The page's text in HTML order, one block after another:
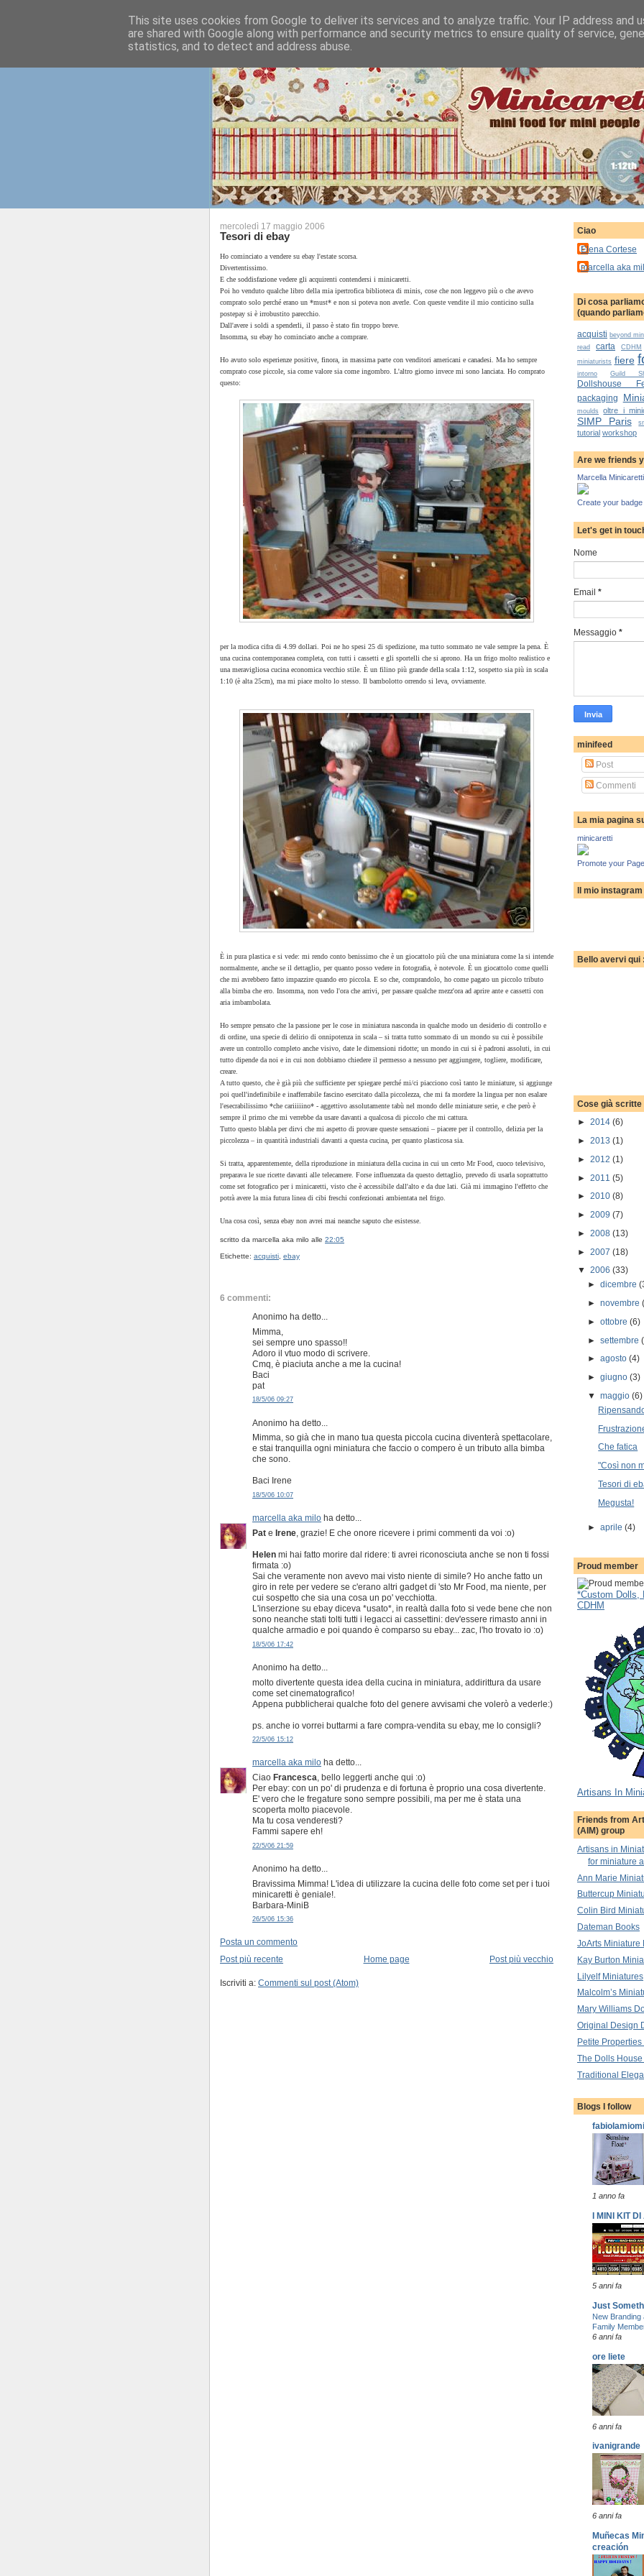
mercoledì 17 maggio 2006
Tesori di ebay
Ho cominciato a vendere su ebay l'estate scorsa.
Divertentissimo.
E che soddisfazione vedere gli acquirenti contendersi i minicaretti.
Poi ho venduto qualche libro della mia ipertrofica biblioteca di minis, cose che non leggevo più o che avevo
comprato solo perché erano un *must* e non si poteva non averle. Con queste vendite il mio conticino sulla
postepay si è irrobustito parecchio.
Dall'avere i soldi a spenderli, il passo è stato fin troppo breve.
Insomma, su ebay ho cominciato anche a comprare.
Ho avuto solo esperienze positive, finora, in massima parte con venditori americani e canadesi. Ma ho sempre
comprato cose piccole, sia come valore sia come ingombro. L'altro giorno invece mi sono lanciata. Ho comprato
questo:
per la modica cifra di 4.99 dollari. Poi ne ho spesi 25 di spedizione, ma tutto sommato ne vale sempre la pena. È
una cucina contemporanea completa, con tutti i cassetti e gli sportelli che si aprono. Ha un frigo molto realistico e
una meravigliosa cucina economica vecchio stile. È un filino più grande della scala 1:12, sospetto sia più in scala
1:10 (è alta 25cm), ma mi piace molto lo stesso. Il bambolotto orrendo si leva, ovviamente.
È in pura plastica e si vede: mi rendo conto benissimo che è un giocattolo più che una miniatura come la si intende
normalmente, anche se il dettaglio, per quanto posso vedere in fotografia, è notevole. È un giocattolo come quelli
che mi avrebbero fatto impazzire quando ero piccola. E so che, comprandolo, ho come pagato un piccolo tributo
alla bimba che ero. Insomma, non vedo l'ora che arrivi, per passare qualche mezz'ora ad aprire ante e cassetti con
aria imbambolata.
Ho sempre pensato che la passione per le cose in miniatura nasconda in qualche modo un desiderio di controllo e
di ordine, una specie di delirio di onnipotenza in scala – si tratta tutto sommato di un mondo su cui è possibile
avere un controllo completo anche visivo, date le dimensioni ridotte; un mondo in cui si è padroni assoluti, in cui
tutto dipende da noi e in cui non dobbiamo chiedere il permesso a nessuno per aggiungere, togliere, modificare,
creare.
A tutto questo, che è già più che sufficiente per spiegare perché mi/ci piacciono così tanto le miniature, si aggiunge
poi quell'indefinibile e inafferrabile fascino esercitato dalla piccolezza, che mi fa mordere la lingua per non esalare
l'esecrabilissimo *che cariiiiino* - aggettivo assolutamente tabù nel mondo delle miniature serie, e che però è
sempre il primo che mi verrebbe da usare davanti a qualcosa di piccolo che mi cattura.
Tutto questo blabla per dirvi che mi aspetto di provare queste sensazioni – piacere per il controllo, delizia per la
piccolezza – in quantità industriali davanti a questa cucina, per quanto plasticosa sia.
Si tratta, apparentemente, della riproduzione in miniatura della cucina in cui un certo Mr Food, cuoco televisivo,
preparava le sue ricette davanti alle telecamere. Forse influenzata da questo dettaglio, prevedo di usarla soprattutto
come set fotografico per i minicaretti, visto che è accessibile dall'alto e da due lati. Già mi immagino l'effetto che
potrà avere la mia futura linea di cibi freschi confezionati ambientata nel frigo.
Una cosa così, senza ebay non avrei mai neanche saputo che esistesse.
scritto da marcella aka milo alle 22:05
Etichette: acquisti ebay
6 commenti:
Anonimo ha detto...
Mimma,
sei sempre uno spasso!!
Adoro il vtuo modo di scrivere.
Cmq, è piaciuta anche a me la cucina!
Baci
pat
18/5/06 09:27
Anonimo ha detto...
Mimma, so già che in mano tua questa piccola cucina diventerà spettacolare,
e stai tranquilla ogni miniatura che faccio o compero è un tributo alla bimba
che sono.
Baci Irene
18/5/06 10:07
marcella aka milo ha detto...
Pat e Irene , grazie! E che onore ricevere i primi commenti da voi :o)
Helen mi hai fatto morire dal ridere: ti avrei riconosciuta anche se non ti fossi
firmata :o)
Sai che veramente non avevo mai visto niente di simile? Ho anche fatto un
giro in rete per vedere se c'erano altri gadget di 'sto Mr Food, ma niente, per
cui sospetto che sia una cosa un po' vecchiotta.
L'inserzione su ebay diceva *usato*, in realtà dalla foto si vede bene che non
sono neanche stati tolti tutti i legacci ai cassettini: dev'essere rimasto anni in
qualche armadio e poi quando è comparso su ebay... zac, l'ho trovato io :o)
18/5/06 17:42
Anonimo ha detto...
molto divertente questa idea della cucina in miniatura, addirittura da usare
come set cinematografico!
Appena pubblicherai qualche foto del genere avvisami che volerò a vederle:)
ps. anche io vorrei buttarmi a fare compra-vendita su ebay, me lo consigli?
22/5/06 15:12
marcella aka milo ha detto...
Ciao Francesca , bello leggerti anche qui :o)
Per ebay: con un po' di prudenza e di fortuna è proprio una cosa divertente.
E' vero che le fregature sono sempre possibili, ma per me è stata una
scoperta molto piacevole.
Ma tu cosa venderesti?
Fammi sapere eh!
22/5/06 21:59
Anonimo ha detto...
Bravissima Mimma! L'idea di utilizzare la cucina delle foto come set per i tuoi
minicaretti è geniale!.
Barbara-MiniB
26/5/06 15:36
Posta un commento
Post più recente
Post più vecchio
Home page
Iscriviti a: Commenti sul post (Atom)
Ciao
Elena Cortese
marcella aka
Di cosa
(quando
acquisti beyond
read
carta
CDHM
miniaturists fiere
intorno Guild
Dollshouse
packaging
moulds oltre i
SIMP Paris
tutorial workshop
Are we friends
Marcella Minicaretti
Create your badge
Let's get in
Nome
Email *
Messaggio *
minifeed
Post
Commenti
La mia pagina
minicaretti
Promote your
Il mio instagram
Bello avervi qui
Cose già scritte
► 2014 (6)
► 2013 (1)
► 2012 (1)
► 2011 (5)
► 2010 (8)
► 2009 (7)
► 2008 (13)
► 2007 (18)
▼ 2006 (33)
►dicembre
►novembre
►ottobre(6)
►settembre
►agosto(4)
►giugno(3)
▼maggio(6)
Che fatica
"Così non
Tesori di
Megusta!
►aprile(4)
Proud member
*Custom Dolls,
CDHM
Artisans In
Friends from
(AIM) group
Artisans in
for miniature
Ann Marie
Buttercup
Colin Bird
Dateman Books
JoArts Miniature
Kay Burton
Lilyelf Miniatures
Malcolm’s
Mary Williams
Original Design
Petite Properties
The Dolls
Traditional
Blogs I follow
1 anno fa
I MINI KIT
5 anni fa
Just
New Branding
Family
6 anni fa
ore liete
6 anni fa
ivanigrande
6 anni fa
Muñecas
creación
This site uses cookies from Google to deliver its services and to analyze traffic. Your IP address and
are shared with Google along with performance and security metrics to ensure quality of service,
statistics, and to detect and address abuse.